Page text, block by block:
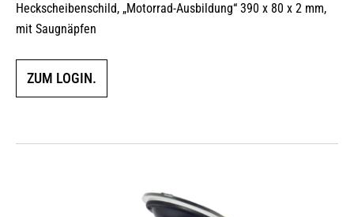
Heckscheibenschild, „Motorrad-Ausbildung“ 390 x 80 x 2 mm,
mit Saugnäpfen
ZUM LOGIN.